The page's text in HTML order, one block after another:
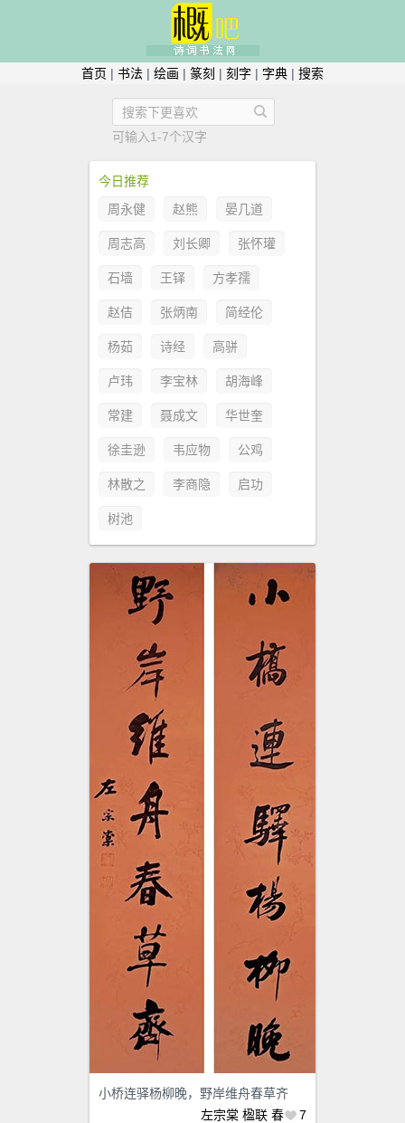
首页 | 书法 | 绘画 | 篆刻 | 刻字 | 字典 | 搜索
可输入1-7个汉字
今日推荐
周永健
赵熊 晏几道
周志高 刘长卿 张怀瓘
石墙 王铎 方孝孺
赵佶 张炳南 简经伦
杨茹 诗经 高骈
卢玮 李宝林 胡海峰
常建 聂成文 华世奎
徐圭逊 韦应物 公鸡
林散之 李商隐 启功
树池
小桥连驿杨柳晚，野岸维舟春草齐
左宗棠 楹联 春 7